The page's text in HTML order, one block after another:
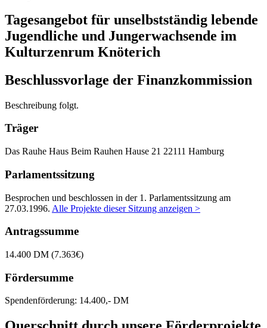
Tagesangebot für unselbstständig lebende
Jugendliche und Jungerwachsende im
Kulturzenrum Knöterich
Beschlussvorlage der Finanzkommission
Beschreibung folgt.
Träger
Das Rauhe Haus Beim Rauhen Hause 21 22111 Hamburg
Parlamentssitzung
Besprochen und beschlossen in der 1. Parlamentssitzung am
27.03.1996. Alle Projekte dieser Sitzung anzeigen >
Antragssumme
14.400 DM (7.363€)
Fördersumme
Spendenförderung: 14.400,- DM